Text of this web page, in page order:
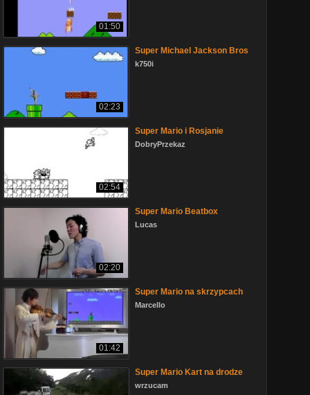
01:50
02:23
Super Michael Jackson Bros
k750i
02:54
Super Mario i Rosjanie
DobryPrzekaz
02:20
Super Mario Beatbox
Lucas
01:42
Super Mario na skrzypcach
Marcello
Super Mario Kart na drodze
wrzucam